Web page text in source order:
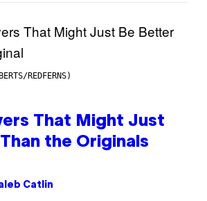
REDFERNS)
That Might Just
the Originals
Catlin